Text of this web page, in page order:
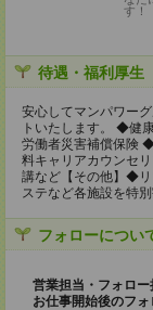
す！
待遇・福利厚生
安心してマンパワー
トいたします。 ◆健
労働者災害補償保険
料キャリアカウンセ
講など【その他】◆リ
ステなど各施設を特
フォローについ
営業担当・フォロ
お仕事開始後のフ